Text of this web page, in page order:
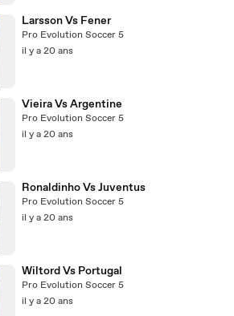
Larsson Vs Fener
Pro Evolution Soccer 5
il y a 20 ans
Vieira Vs Argentine
Pro Evolution Soccer 5
il y a 20 ans
Ronaldinho Vs Juventus
Pro Evolution Soccer 5
il y a 20 ans
Wiltord Vs Portugal
Pro Evolution Soccer 5
il y a 20 ans